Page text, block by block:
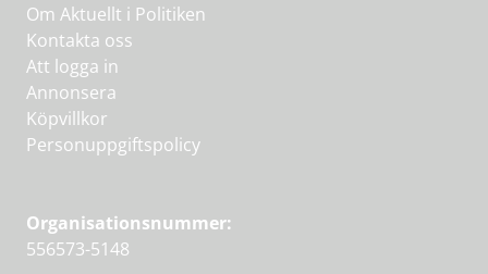
Om Aktuellt i Politiken
Kontakta oss
Att logga in
Annonsera
Köpvillkor
Personuppgiftspolicy
Organisationsnummer:
556573-5148